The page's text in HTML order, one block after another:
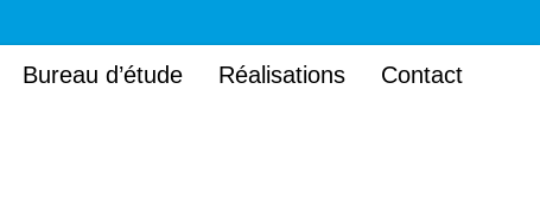
Bureau d’étude Réalisations Contact